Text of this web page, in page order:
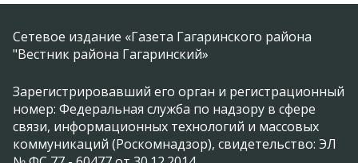
Сетевое издание «Газета Гагаринского района
"Вестник района Гагаринский»
Зарегистрировавший его орган и регистрационный
номер: Федеральная служба по надзору в сфере
связи, информационных технологий и массовых
коммуникаций (Роскомнадзор), свидетельство: ЭЛ